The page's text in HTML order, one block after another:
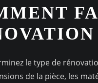
le type de
de la pièce, les